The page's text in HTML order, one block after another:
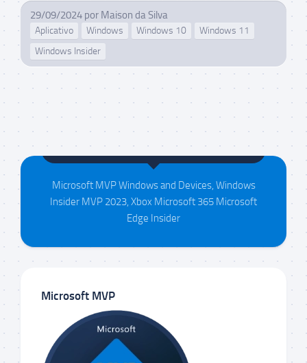
29/09/2024 por Maison da Silva
Aplicativo Windows Windows 10
Windows 11
Windows Insider
Maison da Silva
Microsoft MVP Windows and Devices, Windows
Insider MVP 2023, Xbox Microsoft 365 Microsoft
Edge Insider
Microsoft MVP